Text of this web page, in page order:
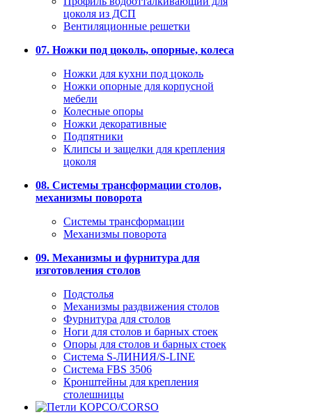
цоколя из ДСП
Вентиляционные решетки
07. Ножки под цоколь, опорные, колеса
Ножки для кухни под цоколь
Ножки опорные для корпусной
мебели
Колесные опоры
Ножки декоративные
Подпятники
Клипсы и защелки для крепления
цоколя
08. Системы трансформации столов,
механизмы поворота
Системы трансформации
Механизмы поворота
09. Механизмы и фурнитура для
изготовления столов
Подстолья
Механизмы раздвижения столов
Фурнитура для столов
Ноги для столов и барных стоек
Опоры для столов и барных стоек
Система S-ЛИНИЯ/S-LINE
Система FBS 3506
Кронштейны для крепления
столешницы